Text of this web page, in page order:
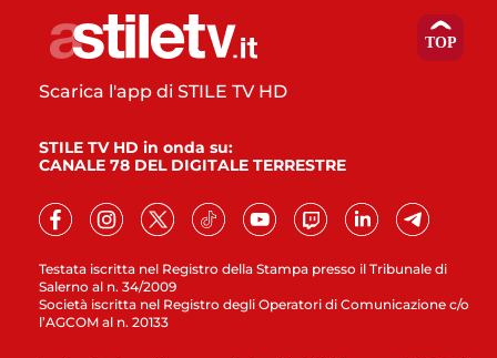
Testata iscritta nel Registro della Stampa presso il Tribunale di
Salerno al n. 34/2009
Società iscritta nel Registro degli Operatori di Comunicazione c/o
l’AGCOM al n. 20133
Scarica l'app di STILE TV HD
STILE TV HD in onda su:
CANALE 78 DEL DIGITALE TERRESTRE